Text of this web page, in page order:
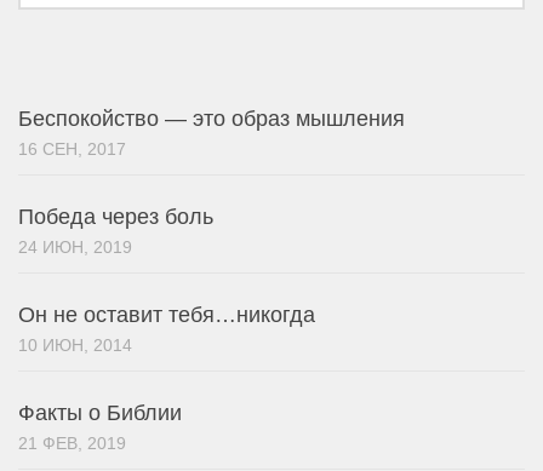
Беспокойство — это образ мышления
16 СЕН, 2017
Победа через боль
24 ИЮН, 2019
Он не оставит тебя…никогда
10 ИЮН, 2014
Факты о Библии
21 ФЕВ, 2019